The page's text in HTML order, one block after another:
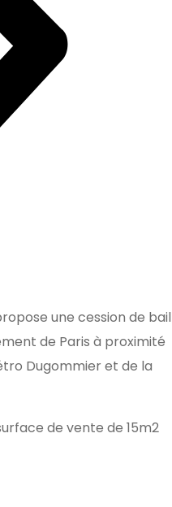
une cession de bail
de Paris à proximité
Dugommier et de la
de vente de 15m2